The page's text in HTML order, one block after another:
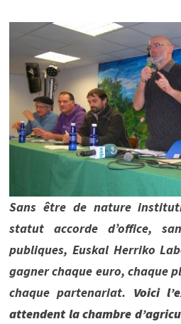
Sans être de nature
statut accorde d’office,
publiques, Euskal Herriko
gagner chaque euro, chaque
chaque partenariat. Voici
attendent la chambre